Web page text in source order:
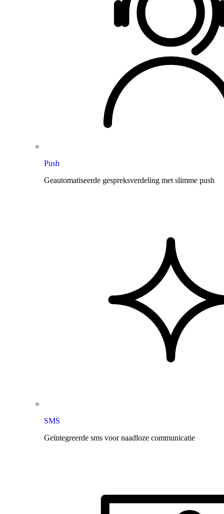
Push
Geautomatiseerde gespreksverdeling met slimme push
SMS
Geïntegreerde sms voor naadloze communicatie